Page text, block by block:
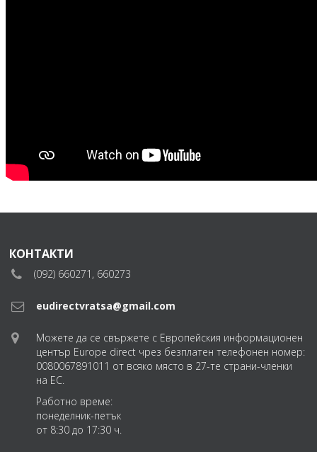
КОНТАКТИ
(092) 660271, 660273
eudirectvratsa@gmail.com
Можете да се свържете с Европейския информационен
център Europe direct чрез безплатен телефонен номер:
0080067891011 от всяко място в 27-те страни-членки
на ЕС.
Работно време:
понеделник-петък
от 8:30 до 17:30 ч.